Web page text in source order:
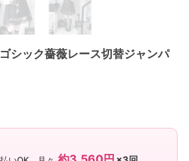
シック薔薇レース切替ジャンパ